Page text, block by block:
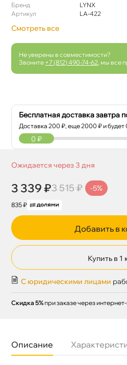
Бренд
LYNX
Артикул
LA-422
Смотреть все
Не уверены в совместимости?
Звоните +7 (812) 490-74-62 , мы все
Бесплатная доставка завтра
Доставка200 ₽, еще2000 ₽ и будет
0 ₽
Ожидается через 3 дня
3 339 ₽3 515 ₽ -5%
835 ₽
Добавить в
Купить в 1
С юридическими лицами
Скидка 5% при заказе через
Описание